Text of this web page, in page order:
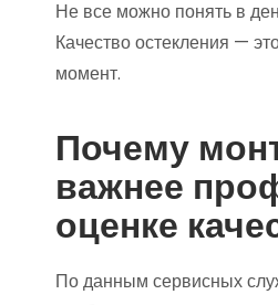
Не все можно понять в
Качество остекления —
момент.
Почему
важнее
оценке
По данным сервисных